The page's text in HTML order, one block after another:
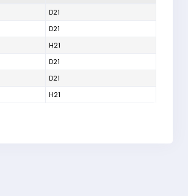
D21
D21
H21
D21
D21
H21